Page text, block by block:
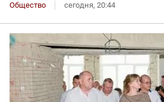
Общество сегодня, 20:44